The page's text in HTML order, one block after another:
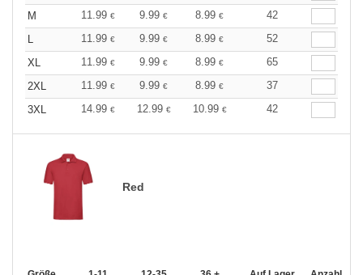
M
11.99 € 9.99 € 8.99 €
42
L
11.99 € 9.99 € 8.99 €
52
XL
11.99 € 9.99 € 8.99 €
65
2XL
11.99 € 9.99 € 8.99 €
37
3XL
14.99 € 12.99 € 10.99 € 42
Red